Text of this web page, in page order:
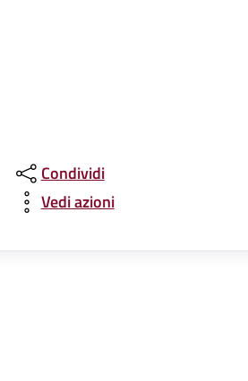
Condividi
Vedi azioni